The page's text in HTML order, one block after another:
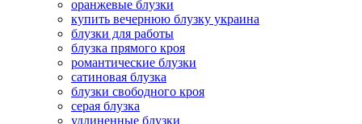
оранжевые блузки
купить вечернюю блузку украина
блузки для работы
блузка прямого кроя
романтические блузки
сатиновая блузка
блузки свободного кроя
серая блузка
удлиненные блузки